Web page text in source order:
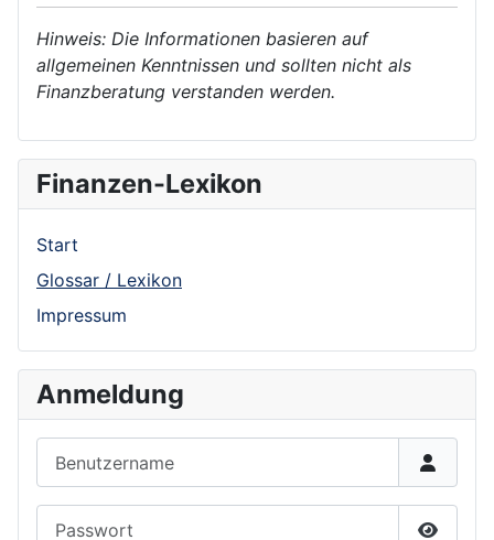
Hinweis: Die Informationen basieren auf
allgemeinen Kenntnissen und sollten nicht als
Finanzberatung verstanden werden.
Finanzen-Lexikon
Start
Glossar / Lexikon
Impressum
Anmeldung